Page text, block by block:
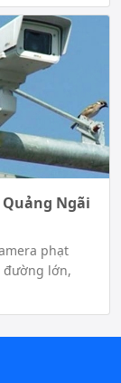
Ngãi
phạt
đường lớn,